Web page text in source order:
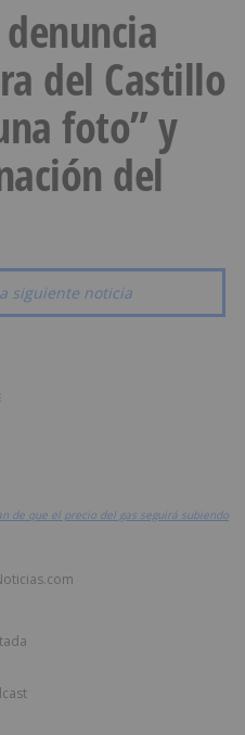
del Castillo
foto” y
del
siguiente noticia
de que el precio del gas seguirá subiendo